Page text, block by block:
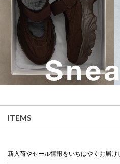
ITEMS
新入荷やセール情報をいちはやくお届け